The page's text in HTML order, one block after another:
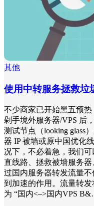
其他
使用中转服务拯救垃
不少商家已开始黑五预
剁手境外服务器/VPS 后
测试节点（looking glass
器 IP 被墙或原中国优化
况下，不必着急，我们
直线路、拯救被墙服务
过国内服务器转发流量
到加速的作用。流量转发
为 “国内<–>国内VPS